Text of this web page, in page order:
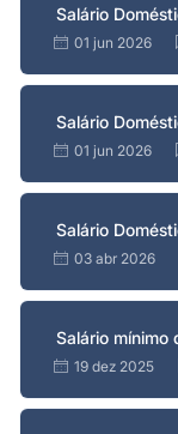
Salário
01 jun 2026
Salário
01 jun 2026
Salário
03 abr 2026
Salário
19 dez 2025